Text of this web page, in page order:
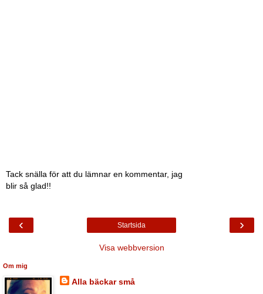
Tack snälla för att du lämnar en kommentar, jag
blir så glad!!
‹ ›
Startsida
Visa webbversion
Om mig
Alla bäckar små